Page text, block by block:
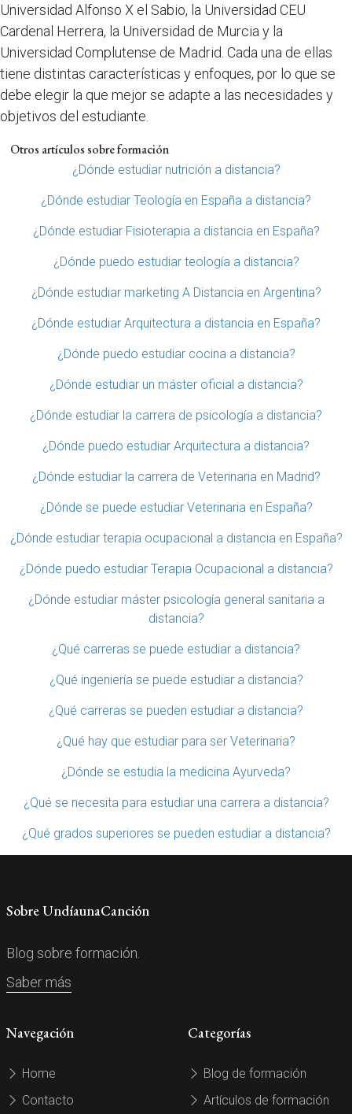
Universidad Alfonso X el Sabio, la Universidad CEU
Cardenal Herrera, la Universidad de Murcia y la
Universidad Complutense de Madrid. Cada una de ellas
tiene distintas características y enfoques, por lo que se
debe elegir la que mejor se adapte a las necesidades y
objetivos del estudiante.
Otros artículos sobre formación
¿Dónde estudiar nutrición a distancia?
¿Dónde estudiar Teología en España a distancia?
¿Dónde estudiar Fisioterapia a distancia en España?
¿Dónde puedo estudiar teología a distancia?
¿Dónde estudiar marketing A Distancia en Argentina?
¿Dónde estudiar Arquitectura a distancia en España?
¿Dónde puedo estudiar cocina a distancia?
¿Dónde estudiar un máster oficial a distancia?
¿Dónde estudiar la carrera de psicología a distancia?
¿Dónde puedo estudiar Arquitectura a distancia?
¿Dónde estudiar la carrera de Veterinaria en Madrid?
¿Dónde se puede estudiar Veterinaria en España?
¿Dónde estudiar terapia ocupacional a distancia en España?
¿Dónde puedo estudiar Terapia Ocupacional a distancia?
¿Dónde estudiar máster psicología general sanitaria a
distancia?
¿Qué carreras se puede estudiar a distancia?
¿Qué ingeniería se puede estudiar a distancia?
¿Qué carreras se pueden estudiar a distancia?
¿Qué hay que estudiar para ser Veterinaria?
¿Dónde se estudia la medicina Ayurveda?
¿Qué se necesita para estudiar una carrera a distancia?
¿Qué grados superiores se pueden estudiar a distancia?
Sobre UndíaunaCanción
Blog sobre formación.
Saber más
Navegación
Home
Contacto
Categorías
Blog de formación
Artículos de formación